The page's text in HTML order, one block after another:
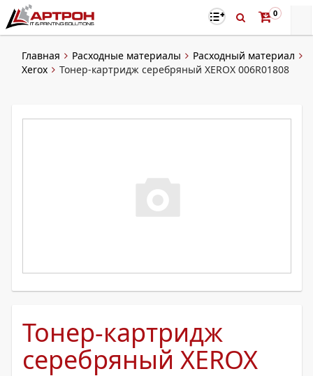
0
Главная Расходные материалы
Расходный материал
Xerox
Тонер-картридж серебряный XEROX 006R01808
Тонер-картридж
серебряный XEROX